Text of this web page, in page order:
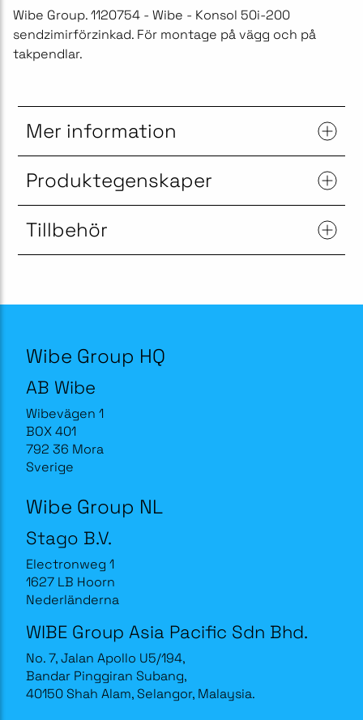
Wibe Group. 1120754 - Wibe - Konsol 50i-200
sendzimirförzinkad. För montage på vägg och på
takpendlar.
Mer information
Produktegenskaper
Tillbehör
Wibe Group HQ
AB Wibe
Wibevägen 1
BOX 401
792 36 Mora
Sverige
Wibe Group NL
Stago B.V.
Electronweg 1
1627 LB Hoorn
Nederländerna
WIBE Group Asia Pacific Sdn Bhd.
No. 7, Jalan Apollo U5/194,
Bandar Pinggiran Subang,
40150 Shah Alam, Selangor, Malaysia.